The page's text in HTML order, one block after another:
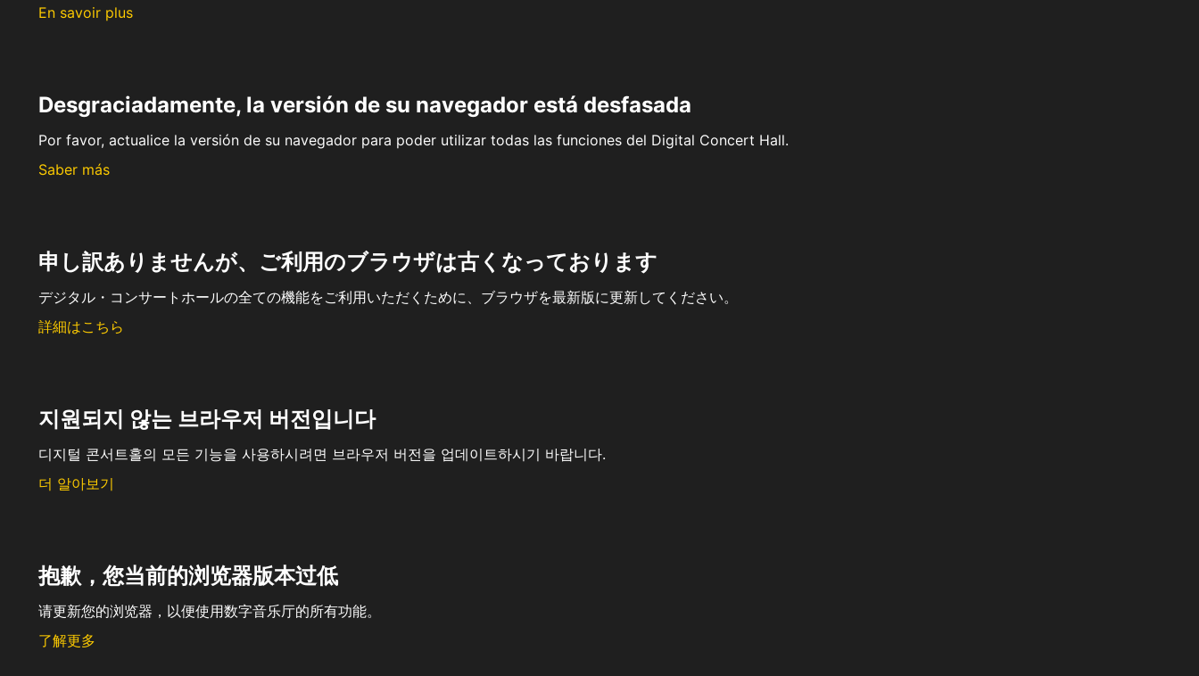
En savoir plus
Desgraciadamente, la versión de su navegador está desfasada
Por favor, actualice la versión de su navegador para poder utilizar todas las funciones del Digital Concert Hall.
Saber más
申し訳ありませんが、ご利用のブラウザは古くなっております
デジタル・コンサートホールの全ての機能をご利用いただくために、ブラウザを最新版に更新してください。
詳細はこちら
지원되지 않는 브라우저 버전입니다
디지털 콘서트홀의 모든 기능을 사용하시려면 브라우저 버전을 업데이트하시기 바랍니다.
더 알아보기
抱歉，您当前的浏览器版本过低
请更新您的浏览器，以便使用数字音乐厅的所有功能。
了解更多